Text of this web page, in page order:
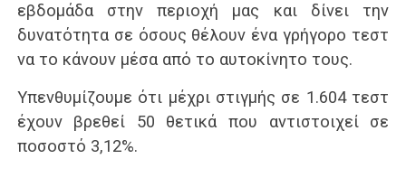
εβδομάδα στην περιοχή μας και δίνει την
δυνατότητα σε όσους θέλουν ένα γρήγορο τεστ
να το κάνουν μέσα από το αυτοκίνητο τους.
Υπενθυμίζουμε ότι μέχρι στιγμής σε 1.604 τεστ
έχουν βρεθεί 50 θετικά που αντιστοιχεί σε
ποσοστό 3,12%.